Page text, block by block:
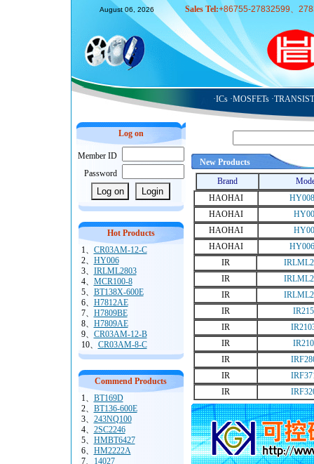
August 06, 2026 Sales Tel:+86755-27832599、
·ICs ·MOSFETs
Log on
Member ID:
Password:
Hot Products
1、 CR03AM-12-C
2、 HY006
3、 IRLML2803
4、 MCR100-8
5、 BT138X-600E
6、 H7812AE
7、 H7809BE
8、 H7809AE
9、 CR03AM-12-B
10、 CR03AM-8-C
Commend Products
1、 BT169D
2、 BT136-600E
3、 243NQ100
4、 2SC2246
5、 HMBT6427
6、 HM2222A
7、
14027
New Products
Brand
HAOHAI
HAOHAI
HAOHAI
HAOHAI
IR
IR
IR
IR
IR
IR
IR
IR
IR